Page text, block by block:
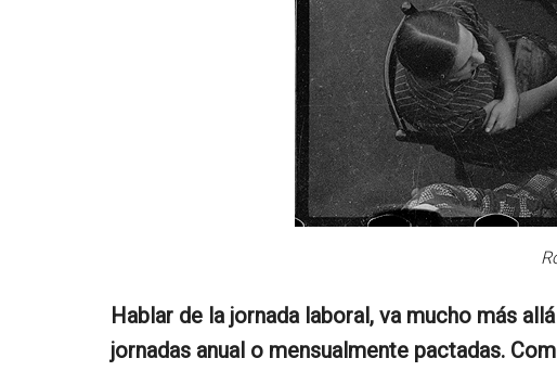
Hablar de la jornada laboral, va mucho más
jornadas anual o mensualmente pactadas.